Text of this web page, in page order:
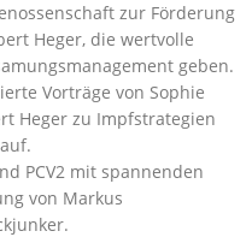
zur Förderung
Heger, die wertvolle
geben.
Vorträge von Sophie
Heger zu Impfstrategien
PCV2 mit spannenden
von Markus